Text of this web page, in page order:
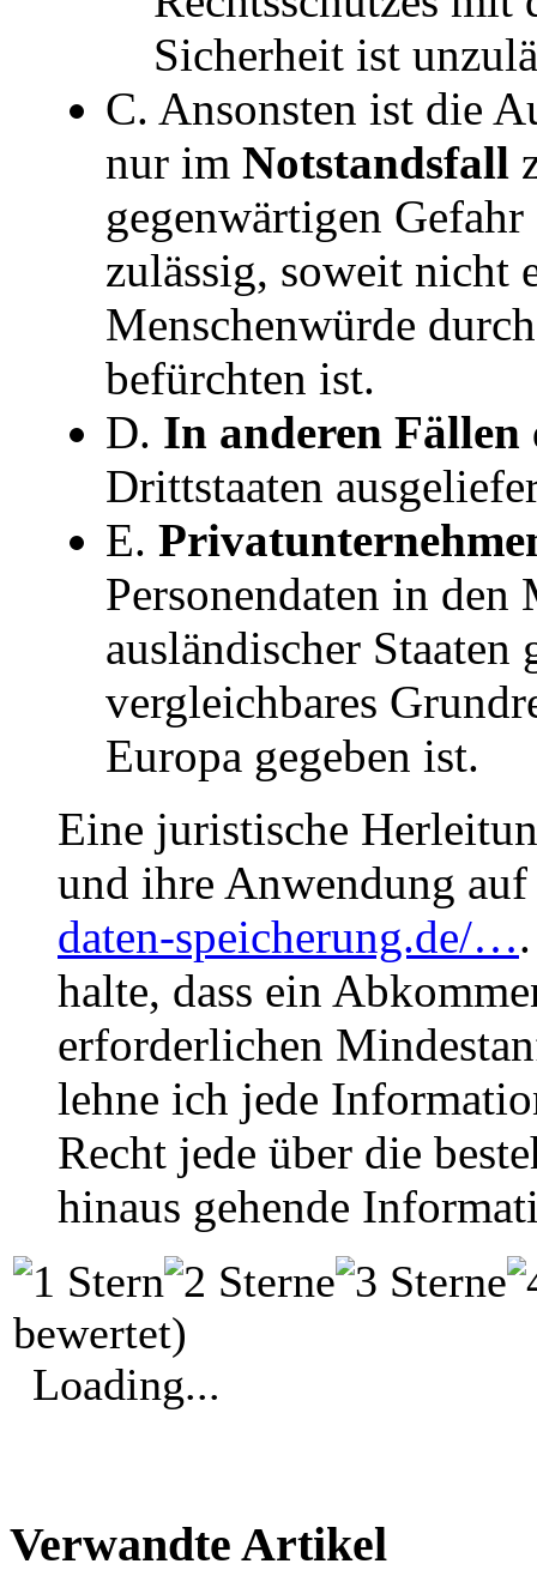
Sicherheit ist
C. Ansonsten ist die
nur im Notstandsfall
gegenwärtigen
zulässig, soweit nicht
Menschenwürde
befürchten ist.
D. In anderen Fällen
Drittstaaten
E.
Personendaten in
ausländischer Staaten
vergleichbares
Europa gegeben ist.
Eine juristische
und ihre Anwendung
daten-speicherung.de/…
halte, dass ein
erforderlichen
lehne ich jede
Recht jede über die
hinaus gehende
bewertet)
Loading...
Verwandte Artikel